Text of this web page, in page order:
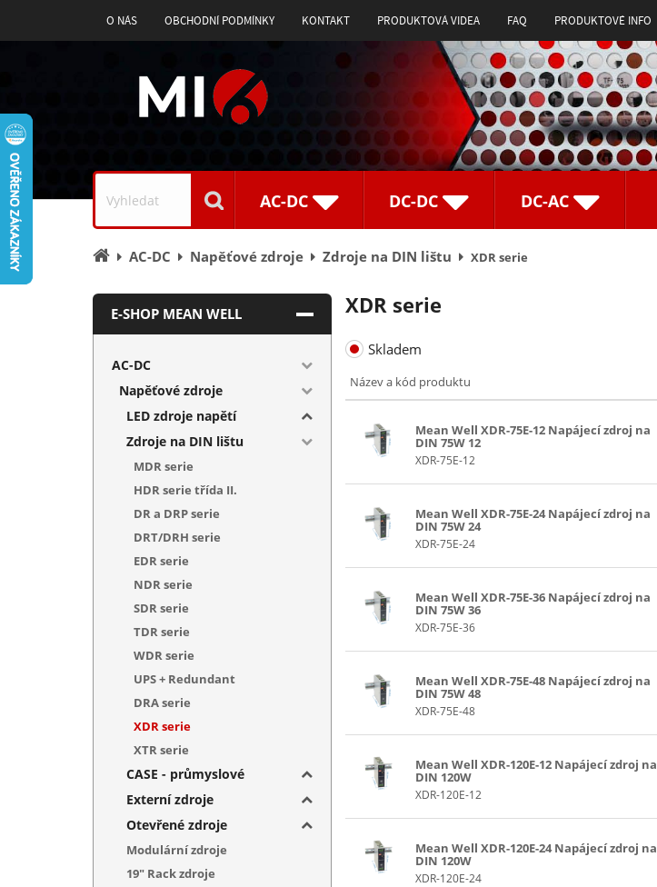
O NÁS OBCHODNÍ PODMÍNKY KONTAKT PRODUKTOVÁ VIDEA FAQ PRODUKTOVÉ INFO
Vyhledávání
AC-DC DC-DC DC-AC
Úvodní
AC-DC Napěťové zdroje Zdroje na DIN lištu XDR serie
XDR serie
Skladem
Název a kód produktu
Mean Well XDR-75E-12 Napájecí zdroj na
DIN 75W 12
XDR-75E-12
Mean Well XDR-75E-24 Napájecí zdroj na
DIN 75W 24
XDR-75E-24
Mean Well XDR-75E-36 Napájecí zdroj na
DIN 75W 36
XDR-75E-36
Mean Well XDR-75E-48 Napájecí zdroj na
DIN 75W 48
XDR-75E-48
Mean Well XDR-120E-12 Napájecí zdroj na
DIN 120W
XDR-120E-12
Mean Well XDR-120E-24 Napájecí zdroj na
DIN 120W
XDR-120E-24
E-SHOP MEAN WELL
AC-DC
Napěťové zdroje
LED zdroje napětí
Zdroje na DIN lištu
MDR serie
HDR serie třída II.
DR a DRP serie
DRT/DRH serie
EDR serie
NDR serie
SDR serie
TDR serie
WDR serie
UPS + Redundant
DRA serie
XDR serie
XTR serie
CASE - průmyslové
Externí zdroje
Otevřené zdroje
Modulární zdroje
19" Rack zdroje